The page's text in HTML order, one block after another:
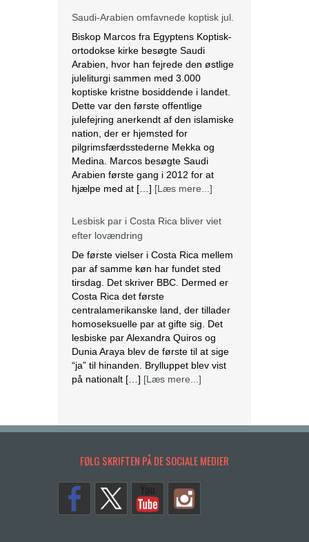
Saudi-Arabien omfavnede koptisk jul.
Biskop Marcos fra Egyptens Koptisk-
ortodokse kirke besøgte Saudi
Arabien, hvor han fejrede den østlige
juleliturgi sammen med 3.000
koptiske kristne bosiddende i landet.
Dette var den første offentlige
julefejring anerkendt af den islamiske
nation, der er hjemsted for
pilgrimsfærdsstederne Mekka og
Medina. Marcos besøgte Saudi
Arabien første gang i 2012 for at
hjælpe med at […] [Læs mere...]
Lesbisk par i Costa Rica bliver viet
efter lovændring
De første vielser i Costa Rica mellem
par af samme køn har fundet sted
tirsdag. Det skriver BBC. Dermed er
Costa Rica det første
centralamerikanske land, der tillader
homoseksuelle par at gifte sig. Det
lesbiske par Alexandra Quiros og
Dunia Araya blev de første til at sige
“ja” til hinanden. Brylluppet blev vist
på nationalt […] [Læs mere...]
og USA for færdige
og forståelser med Israel og USA for
palæstinensiske præsident tirsdag
ifølge det palæstinensiske
nyhedsbureau Wafa. – Palæstinas
FØLG SKRIFTEN PÅ DE SOCIALE MEDIER